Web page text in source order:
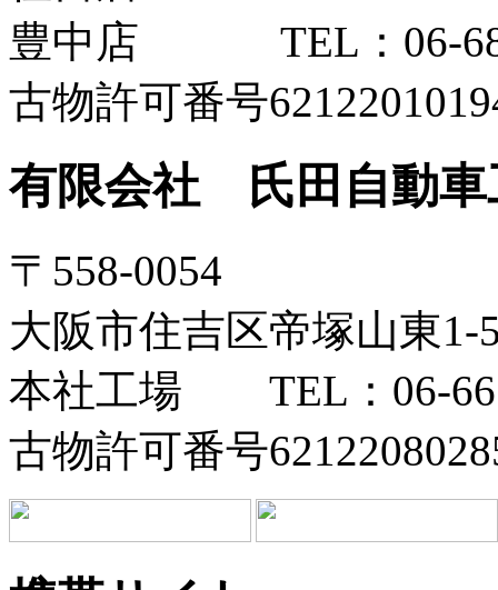
豊中店 TEL：06-
古物許可番号
有限会社 氏田自動車
〒558-0054
大阪市住吉区帝塚山東1-
本社工場 TEL：06-
古物許可番号